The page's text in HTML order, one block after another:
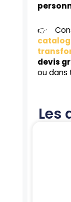
👉
devis
ou dans
Les